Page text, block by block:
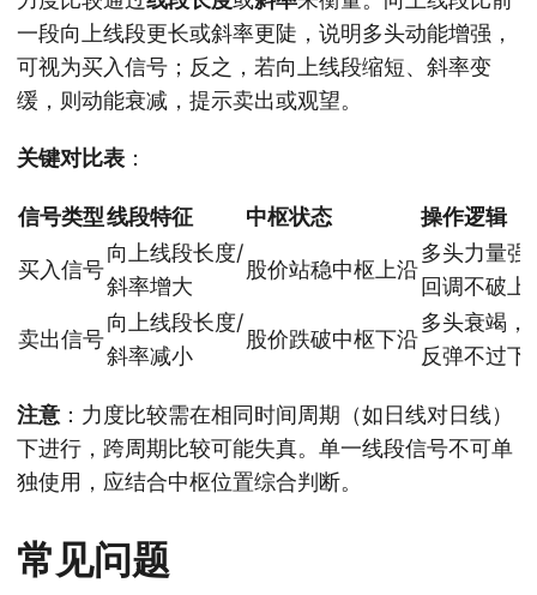
一段向上线段更长或斜率更陡，说明多头动能增强，
可视为买入信号；反之，若向上线段缩短、斜率变
缓，则动能衰减，提示卖出或观望。
关键对比表 ：
信号类型线段特征 中枢状态 操作逻辑
买入信号
向上线段长度/
斜率增大
股价站稳中枢上沿
多头力量强
回调不破上
卖出信号
向上线段长度/
斜率减小
股价跌破中枢下沿
多头衰竭，
反弹不过下
注意 ：力度比较需在相同时间周期（如日线对日线）
下进行，跨周期比较可能失真。单一线段信号不可单
独使用，应结合中枢位置综合判断。
常见问题